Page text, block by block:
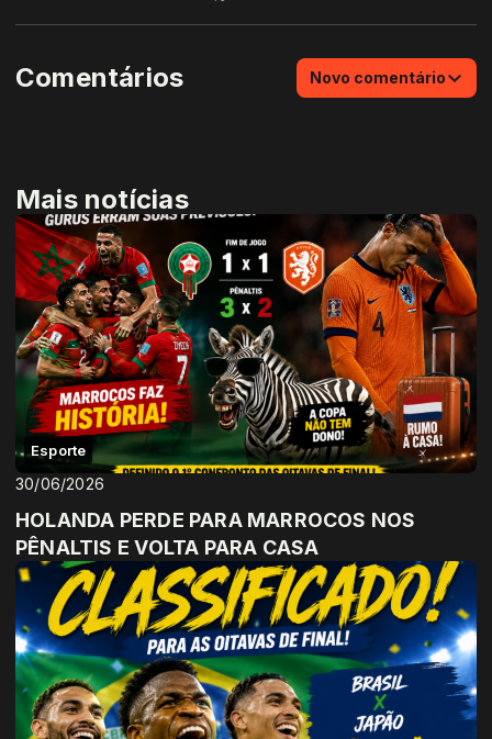
Comentários Novo comentário
Mais notícias
Esporte
30/06/2026
HOLANDA PERDE PARA MARROCOS NOS
PÊNALTIS E VOLTA PARA CASA